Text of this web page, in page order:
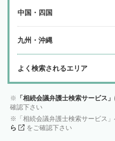
中国・四国
九州・沖縄
よく検索されるエリア
「相続会議弁護士検索サービス
確認下さい
「相続会議弁護士検索サービス
ら
をご確認下さい